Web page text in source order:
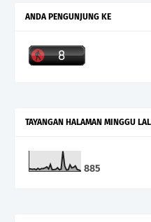
ANDA PENGUNJUNG KE
TAYANGAN HALAMAN MINGGU
885